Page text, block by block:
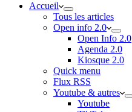
Accueil
Tous les articles
Open info 2.0
Open Info 2.0
Agenda 2.0
Kiosque 2.0
Quick menu
Flux RSS
Youtube & autres
Youtube